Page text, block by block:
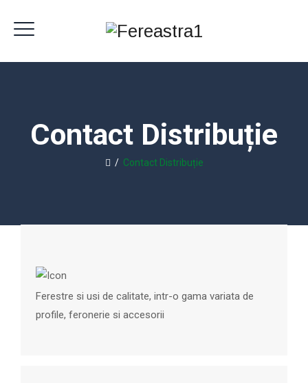
Contact Distribuție
/ Contact Distribuție
Ferestre si usi de calitate, intr-o gama variata de
profile, feronerie si accesorii